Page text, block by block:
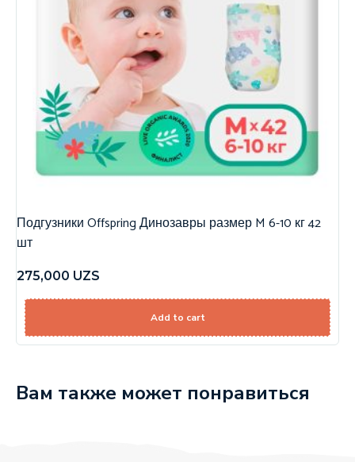
Подгузники Offspring Динозавры размер M 6-10 кг 42
шт
275,000 UZS
Add to cart
Вам также может понравиться